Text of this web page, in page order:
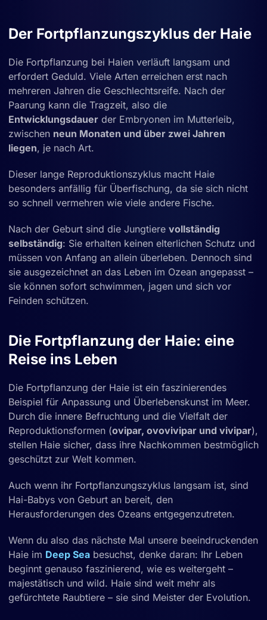
Der Fortpflanzungszyklus der Haie
Die Fortpflanzung bei Haien verläuft langsam und
erfordert Geduld. Viele Arten erreichen erst nach
mehreren Jahren die Geschlechtsreife. Nach der
Paarung kann die Tragzeit, also die
Entwicklungsdauer der Embryonen im Mutterleib,
zwischen neun Monaten und über zwei Jahren
liegen, je nach Art.
Dieser lange Reproduktionszyklus macht Haie
besonders anfällig für Überfischung, da sie sich nicht
so schnell vermehren wie viele andere Fische.
Nach der Geburt sind die Jungtiere vollständig
selbständig: Sie erhalten keinen elterlichen Schutz und
müssen von Anfang an allein überleben. Dennoch sind
sie ausgezeichnet an das Leben im Ozean angepasst –
sie können sofort schwimmen, jagen und sich vor
Feinden schützen.
Die Fortpflanzung der Haie: eine
Reise ins Leben
Die Fortpflanzung der Haie ist ein faszinierendes
Beispiel für Anpassung und Überlebenskunst im Meer.
Durch die innere Befruchtung und die Vielfalt der
Reproduktionsformen (ovipar, ovovivipar und vivipar),
stellen Haie sicher, dass ihre Nachkommen bestmöglich
geschützt zur Welt kommen.
Auch wenn ihr Fortpflanzungszyklus langsam ist, sind
Hai-Babys von Geburt an bereit, den
Herausforderungen des Ozeans entgegenzutreten.
Wenn du also das nächste Mal unsere beeindruckenden
Haie im Deep Sea besuchst, denke daran: Ihr Leben
beginnt genauso faszinierend, wie es weitergeht –
majestätisch und wild. Haie sind weit mehr als
gefürchtete Raubtiere – sie sind Meister der Evolution.